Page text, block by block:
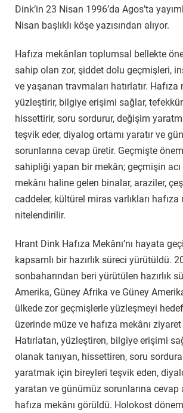
Dink’in 23 Nisan 1996’da Agos’ta
Nisan başlıklı köşe yazısından alıyor.
Hafıza mekânları toplumsal bellekte
sahip olan zor, şiddet dolu geçmişleri,
ve yaşanan travmaları hatırlatır. Hafıza
yüzleştirir, bilgiye erişimi sağlar,
hissettirir, soru sordurur, değişim
teşvik eder, diyalog ortamı yaratır ve
sorunlarına cevap üretir. Geçmişte
sahipliği yapan bir mekân; geçmişin acı
mekânı haline gelen binalar, araziler,
caddeler, kültürel miras varlıkları hafıza
nitelendirilir.
Hrant Dink Hafıza Mekânı’nı hayata
kapsamlı bir hazırlık süreci yürütüldü.
sonbaharından beri yürütülen hazırlık
Amerika, Güney Afrika ve Güney
ülkede zor geçmişlerle yüzleşmeyi
üzerinde müze ve hafıza mekânı
Hatırlatan, yüzleştiren, bilgiye erişimi
olanak tanıyan, hissettiren, soru
yaratmak için bireyleri teşvik eden,
yaratan ve günümüz sorunlarına cevap
hafıza mekânı görüldü. Holokost